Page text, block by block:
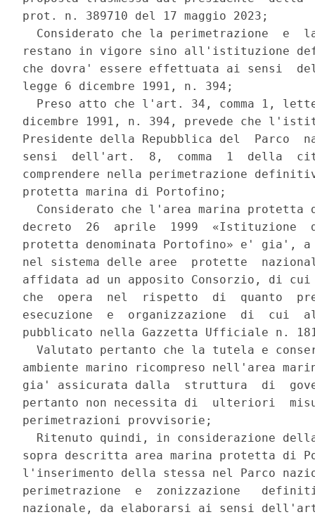
prot. n. 389710 del 17 maggio 2023;
Considerato che la perimetrazione  e
restano in vigore sino all'istituzione
che dovra' essere effettuata ai sensi
legge 6 dicembre 1991, n. 394;
Preso atto che l'art. 34, comma 1,
dicembre 1991, n. 394, prevede che
Presidente della Repubblica del  Parco
sensi  dell'art.  8,  comma  1  della
comprendere nella perimetrazione
protetta marina di Portofino;
Considerato che l'area marina protetta
decreto  26  aprile  1999  «Istituzione
protetta denominata Portofino» e'
nel sistema delle aree  protette
affidata ad un apposito Consorzio, di
che  opera  nel  rispetto  di  quanto
esecuzione  e  organizzazione  di  cui
pubblicato nella Gazzetta Ufficiale n.
Valutato pertanto che la tutela e
ambiente marino ricompreso nell'area
gia' assicurata dalla  struttura  di
pertanto non necessita di  ulteriori
perimetrazioni provvisorie;
Ritenuto quindi, in considerazione
sopra descritta area marina protetta di
l'inserimento della stessa nel Parco
perimetrazione  e  zonizzazione
nazionale, da elaborarsi ai sensi